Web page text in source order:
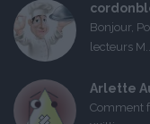
Bonjour,
lecteurs
Arlette
Comment